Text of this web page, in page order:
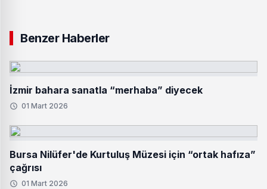
Benzer Haberler
İzmir bahara sanatla “merhaba” diyecek
01 Mart 2026
Bursa Nilüfer'de Kurtuluş Müzesi için “ortak hafıza”
çağrısı
01 Mart 2026